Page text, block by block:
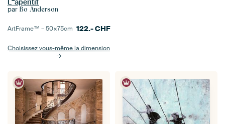
L'''apéritif
par Bo Anderson
ArtFrame™ –50×75cm 122.-CHF
Choisissez vous-même la dimension